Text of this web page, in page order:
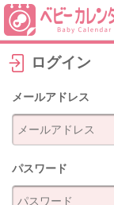
ログイン
メールアドレス
パスワード